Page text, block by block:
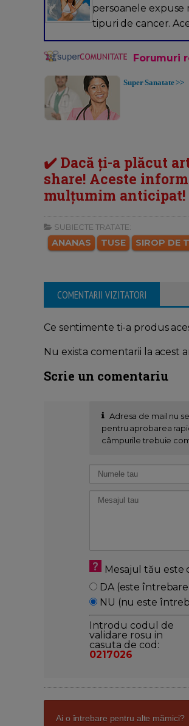
persoanele expuse
tipuri de cancer.
Forumuri
Super Sanatate >>
✔️ Dacă ți-a plăcut
share! Aceste
mulțumim anticipat!
SUBIECTE TRATATE:
ANANAS TUSE SIROP DE
COMENTARII VIZITATORI
Ce sentimente ti-a produs
Nu exista comentarii la acest
Scrie un comentariu
Adresa de mail nu
pentru aprobarea
câmpurile trebuie
Mesajul tău este
DA (este
NU (nu este
Introdu codul de
validare rosu in
casuta de cod:
0217026
Ai o întrebare pentru alte mămici?